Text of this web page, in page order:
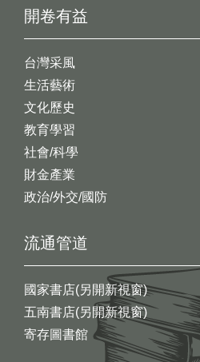
開卷有益
台灣采風
生活藝術
文化歷史
教育學習
社會/科學
財金產業
政治/外交/國防
流通管道
國家書店(另開新視窗)
五南書店(另開新視窗)
寄存圖書館